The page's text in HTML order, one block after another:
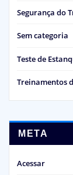
Segurança do
Sem categoria
Teste de
Treinamentos
META
Acessar